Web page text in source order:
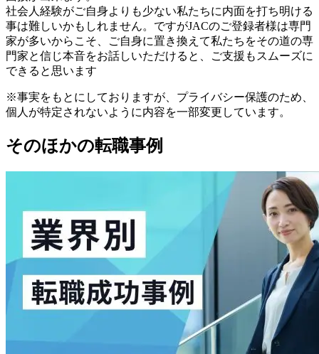
社会人経験がご自身よりも少ない私たちに内面を打ち明ける
事は難しいかもしれません。ですがJACのご登録者様は専門
家が多いからこそ、ご自身に置き換えて私たちをその道の専
門家と信じ本音をお話しいただけると、ご支援もスムーズに
できると思います
※事実をもとにしておりますが、プライバシー保護のため、
個人が特定されないように内容を一部変更しています。
そのほかの転職事例